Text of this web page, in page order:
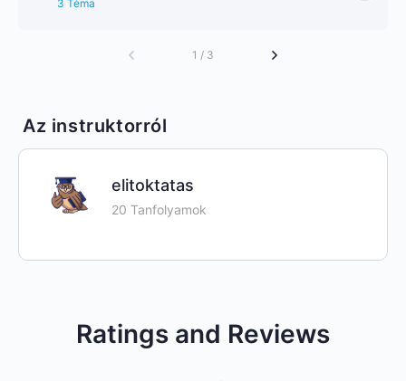
3 Téma
1 / 3
Az instruktorról
elitoktatas
20 Tanfolyamok
Ratings and Reviews